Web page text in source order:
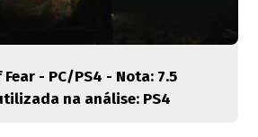
- PC/PS4 - Nota: 7.5
na análise: PS4